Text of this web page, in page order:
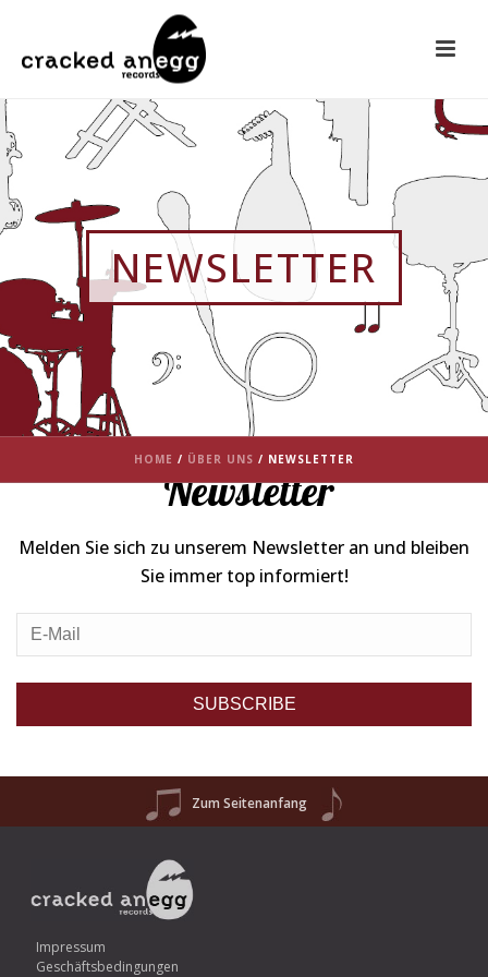
NEWSLETTER
HOME / ÜBER UNS / NEWSLETTER
Newsletter
Melden Sie sich zu unserem Newsletter an und bleiben
Sie immer top informiert!
Zum Seitenanfang
Impressum
Geschäftsbedingungen